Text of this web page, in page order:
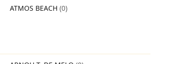
ATMOS BEACH (0)